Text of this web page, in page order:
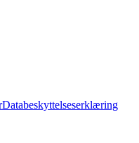
Databeskyttelseserklæring